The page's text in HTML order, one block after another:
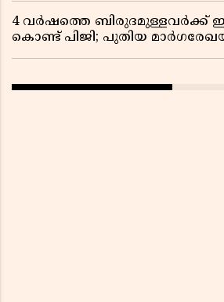
4 വർഷത്തെ ബിരുദമുള്ളവർക്ക്
കൊണ്ട് പിജി; പുതിയ